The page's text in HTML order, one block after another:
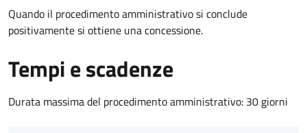
Quando il procedimento amministrativo si conclude
positivamente si ottiene una concessione.
Tempi e scadenze
Durata massima del procedimento amministrativo: 30 giorni